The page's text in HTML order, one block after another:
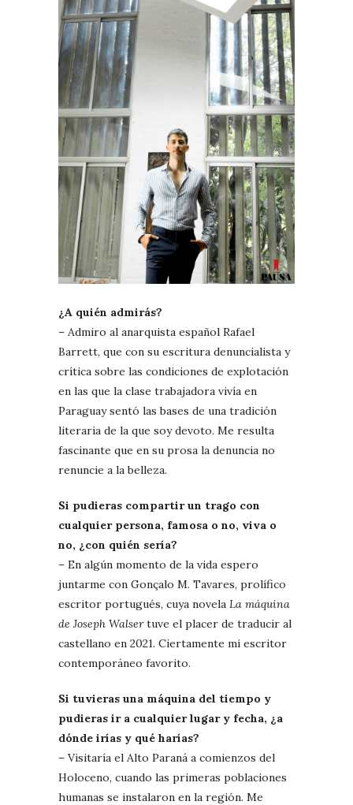
¿A quién admirás?
– Admiro al anarquista español Rafael
Barrett, que con su escritura denuncialista y
crítica sobre las condiciones de explotación
en las que la clase trabajadora vivía en
Paraguay sentó las bases de una tradición
literaria de la que soy devoto. Me resulta
fascinante que en su prosa la denuncia no
renuncie a la belleza.
Si pudieras compartir un trago con
cualquier persona, famosa o no, viva o
no, ¿con quién sería?
– En algún momento de la vida espero
juntarme con Gonçalo M. Tavares, prolífico
escritor portugués, cuya novela La máquina
de Joseph Walsertuve el placer de traducir al
castellano en 2021. Ciertamente mi escritor
contemporáneo favorito.
Si tuvieras una máquina del tiempo y
pudieras ir a cualquier lugar y fecha, ¿a
dónde irías y qué harías?
– Visitaría el Alto Paraná a comienzos del
Holoceno, cuando las primeras poblaciones
humanas se instalaron en la región. Me